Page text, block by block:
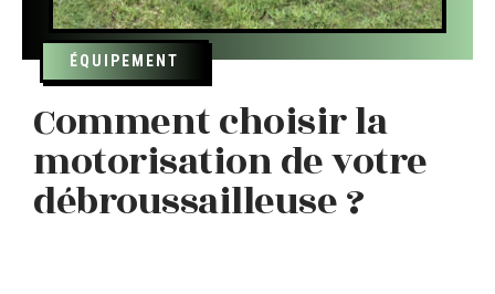
ÉQUIPEMENT
Comment choisir la
motorisation de votre
débroussailleuse ?